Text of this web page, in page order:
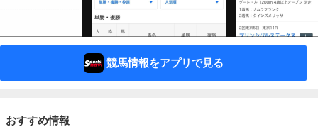
競馬情報をアプリで見る
おすすめ情報